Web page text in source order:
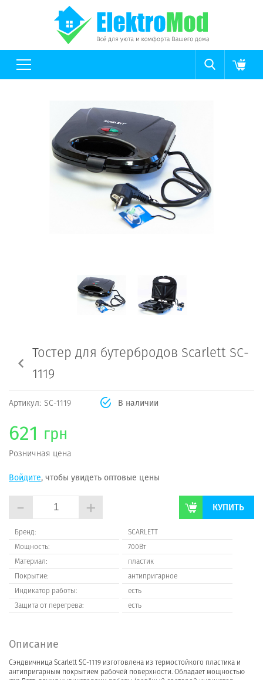
Тостер для бутербродов Scarlett SC-
1119
Артикул: SC-1119 В наличии
621 грн
Розничная цена
Войдите, чтобы увидеть оптовые цены
- + КУПИТЬ
Бренд:
SCARLETT
Мощность:
700Вт
Материал:
пластик
Покрытие:
антипригарное
Индикатор работы:
есть
Защита от перегрева:
есть
Описание
Сэндвичница Scarlett SC-1119 изготовлена из термостойкого пластика и
антипригарным покрытием рабочей поверхности. Обладает мощностью